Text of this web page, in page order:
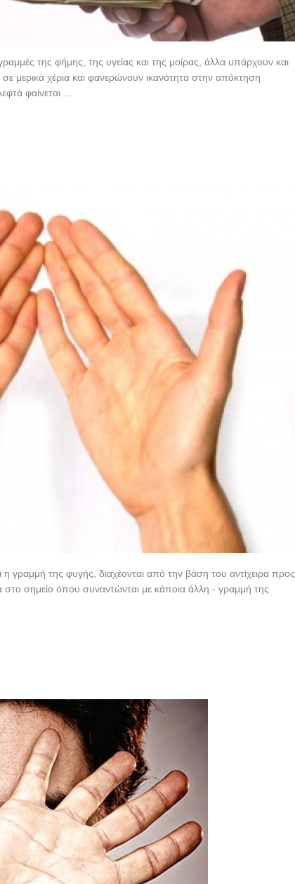
της φήμης, της υγείας και της μοίρας, άλλα υπάρχουν και
μερικά χέρια και φανερώνουν ικανότητα στην απόκτηση
φαίνεται ...
γραμμή της φυγής, διαχέονται από την βάση του αντίχειρα προς
στο σημείο όπου συναντώνται με κάποια άλλη - γραμμή της